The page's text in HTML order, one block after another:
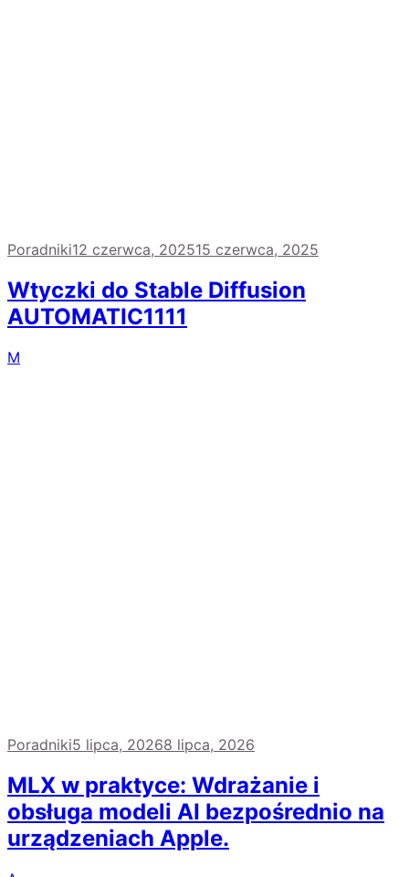
Poradniki12 czerwca, 202515 czerwca, 2025
Wtyczki do Stable Diffusion
AUTOMATIC1111
M
Poradniki5 lipca, 20268 lipca, 2026
MLX w praktyce: Wdrażanie i
obsługa modeli AI bezpośrednio na
urządzeniach Apple.